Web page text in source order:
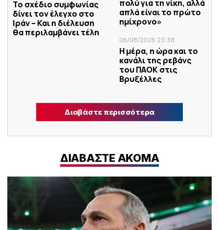
Το σχέδιο συμφωνίας
δίνει τον έλεγχο στο
Ιράν – Και η διέλευση
θα περιλαμβάνει τέλη
πολύ για τη νίκη, αλλά
απλά είναι το πρώτο
ημίχρονο»
06/08/2026 23:38
Η μέρα, η ώρα και το
κανάλι της ρεβάνς
του ΠΑΟΚ στις
Βρυξέλλες
Διαβάστε περισσότερα
ΔΙΑΒΑΣΤΕ ΑΚΟΜΑ